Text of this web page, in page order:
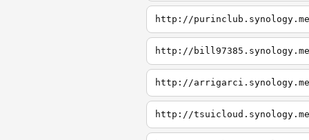
http://purinclub.synology.me
http://bill97385.synology.me
http://arrigarci.synology.me
http://tsuicloud.synology.me